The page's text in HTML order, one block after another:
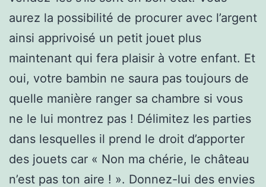
aurez la possibilité de procurer avec l’argent
ainsi apprivoisé un petit jouet plus
maintenant qui fera plaisir à votre enfant. Et
oui, votre bambin ne saura pas toujours de
quelle manière ranger sa chambre si vous
ne le lui montrez pas ! Délimitez les parties
dans lesquelles il prend le droit d’apporter
des jouets car « Non ma chérie, le château
n’est pas ton aire ! ». Donnez-lui des envies